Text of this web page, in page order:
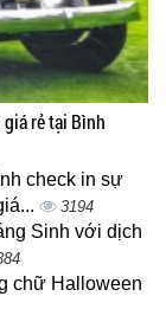
rẻ tại Bình
check in sự
3194
Sinh với dịch
chữ Halloween